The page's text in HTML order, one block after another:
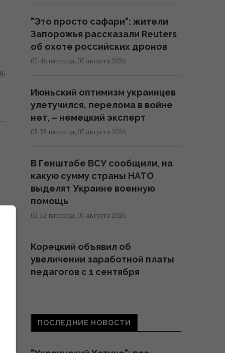
.
"Это просто сафари": жители
Запорожья рассказали Reuters
об охоте российских дронов
07:46 пятница, 07 августа 2026
Июньский оптимизм украинцев
улетучился, перелома в войне
нет, – немецкий эксперт
05:25 пятница, 07 августа 2026
В Генштабе ВСУ сообщили, на
какую сумму страны НАТО
выделят Украине военную
помощь
02:52 пятница, 07 августа 2026
Корецкий объявил об
увеличении заработной платы
педагогов с 1 сентября
Такое оружие есть только у
нескольких стран: Зеленский о
ПОСЛЕДНИЕ НОВОСТИ